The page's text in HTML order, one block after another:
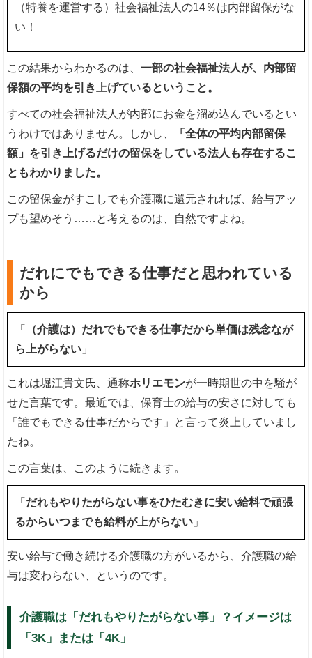
（特養を運営する）社会福祉法人の14％は内部留保がな
い！
この結果からわかるのは、一部の社会福祉法人が、内部留
保額の平均を引き上げているということ。
すべての社会福祉法人が内部にお金を溜め込んでいるとい
うわけではありません。しかし、
「全体の平均内部留保
額」を引き上げるだけの留保をしている法人も存在するこ
ともわかりました。
この留保金がすこしでも介護職に還元されれば、給与アッ
プも望めそう……と考えるのは、自然ですよね。
だれにでもできる仕事だと思われている
から
「
（介護は）だれでもできる仕事だから単価は残念なが
ら上がらない 」
これは堀江貴文氏、通称ホリエモンが一時期世の中を騒が
せた言葉です。最近では、保育士の給与の安さに対しても
「誰でもできる仕事だからです」と言って炎上していまし
たね。
この言葉は、このように続きます。
「 だれもやりたがらない事をひたむきに安い給料で頑張
るからいつまでも給料が上がらない 」
安い給与で働き続ける介護職の方がいるから、介護職の給
与は変わらない、というのです。
介護職は「だれもやりたがらない事」？イメージは
「3K」または「4K」